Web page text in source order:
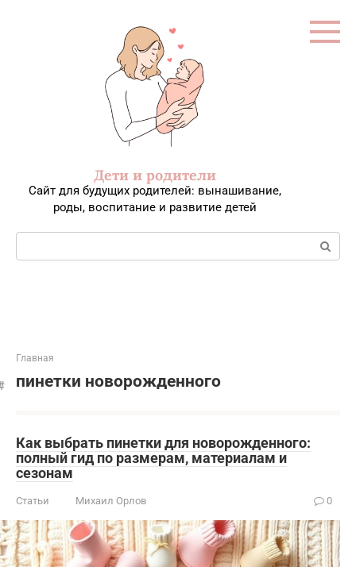
Дети и родители
Сайт для будущих родителей: вынашивание,
роды, воспитание и развитие детей
Поиск:
Главная
пинетки новорожденного
Как выбрать пинетки для новорожденного:
полный гид по размерам, материалам и
сезонам
Статьи Михаил Орлов 0